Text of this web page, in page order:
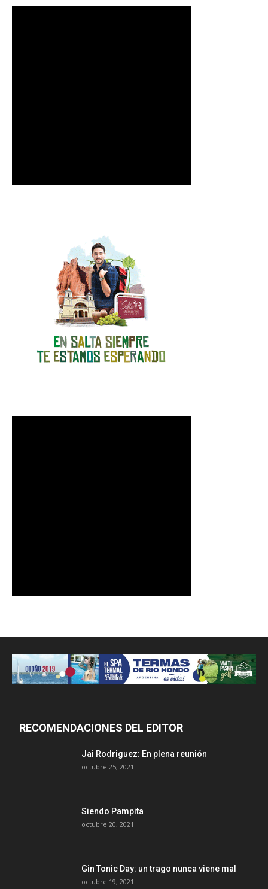
RECOMENDACIONES DEL EDITOR
Jai Rodriguez: En plena reunión
octubre 25, 2021
Siendo Pampita
octubre 20, 2021
Gin Tonic Day: un trago nunca viene mal
octubre 19, 2021